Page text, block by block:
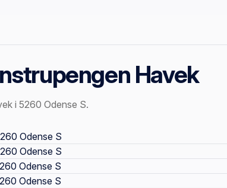
Havek
i 5260 Odense S.
Odense S
Odense S
Odense S
Odense S